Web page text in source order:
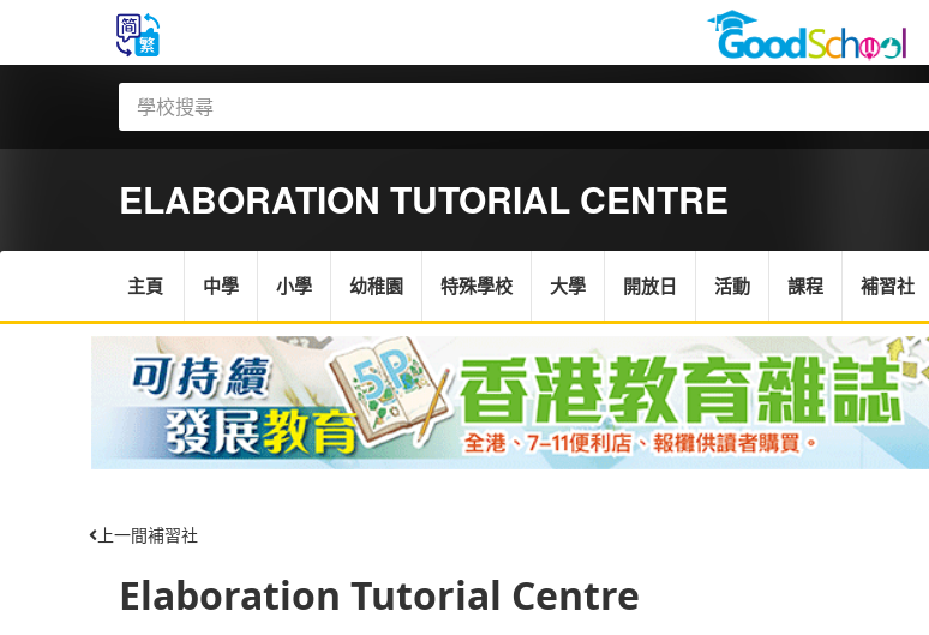
ELABORATION TUTORIAL CENTRE
主頁 中學 小學 幼稚園 特殊學校 大學 開放日 活動 課程 補習社
上一間補習社
Elaboration Tutorial Centre